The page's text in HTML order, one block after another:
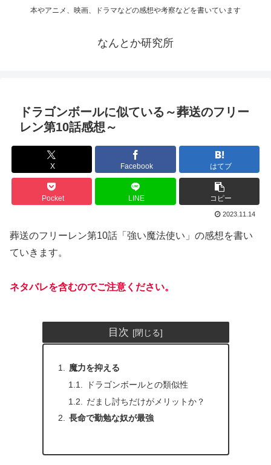
本やアニメ、映画、ドラマなどの感想や考察などを書いています
なんとか研究所
ドラゴンボールに似ている～葬送のフリー
レン第10話感想～
X Facebook はてブ
Pocket LINE コピー
2023.11.14
葬送のフリーレン第10話「強い魔法使い」の感想を書い
ていきます。
ネタバレを含むのでご注意ください。
目次
魔力を抑える
ドラゴンボールとの類似性
だまし討ちだけがメリットか？
長命で勤勉な奴が最強